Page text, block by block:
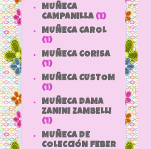
MUÑECA
CAMPANILLA (1)
MUÑECA CAROL
(1)
MUÑECA CORISA
(1)
MUÑECA CUSTOM
(1)
MUÑECA DAMA
ZANINI ZAMBELLI
(1)
MUÑECA DE
COLECCIÓN FEBER